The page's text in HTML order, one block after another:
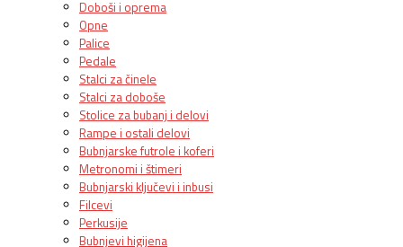
Doboši i oprema
Opne
Palice
Pedale
Stalci za činele
Stalci za doboše
Stolice za bubanj i delovi
Rampe i ostali delovi
Bubnjarske futrole i koferi
Metronomi i štimeri
Bubnjarski ključevi i inbusi
Filcevi
Perkusije
Bubnjevi higijena